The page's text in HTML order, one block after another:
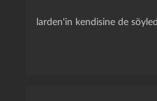
larden'in kendisine de